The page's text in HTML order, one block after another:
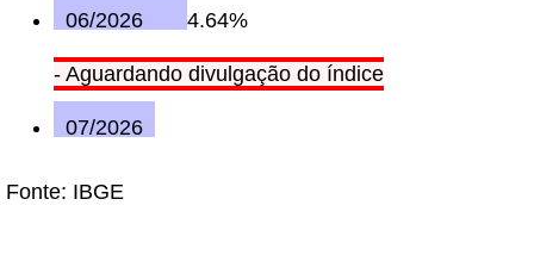
06/2026 4.64%
- Aguardando divulgação do índice
07/2026
Fonte: IBGE